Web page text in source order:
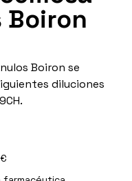
Boiron
Boiron se
diluciones